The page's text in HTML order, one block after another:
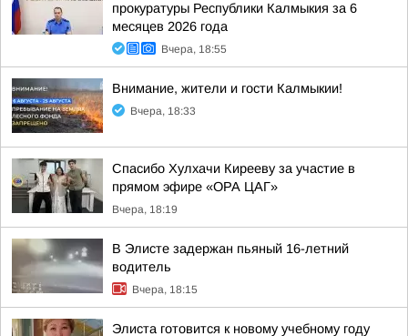
прокуратуры Республики Калмыкия за 6
месяцев 2026 года
Вчера, 18:55
Внимание, жители и гости Калмыкии!
Вчера, 18:33
Спасибо Хулхачи Кирееву за участие в
прямом эфире «ОРА ЦАГ»
Вчера, 18:19
В Элисте задержан пьяный 16-летний
водитель
Вчера, 18:15
Элиста готовится к новому учебному году